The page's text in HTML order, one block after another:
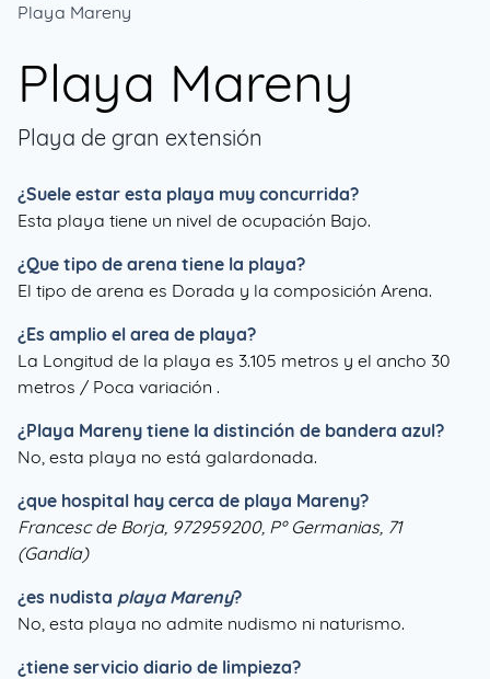
Playa Mareny
Playa Mareny
Playa de gran extensión
¿Suele estar esta playa muy concurrida?
Esta playa tiene un nivel de ocupación Bajo.
¿Que tipo de arena tiene la playa?
El tipo de arena es Dorada y la composición Arena.
¿Es amplio el area de playa?
La Longitud de la playa es 3.105 metros y el ancho 30
metros / Poca variación .
¿Playa Mareny tiene la distinción de bandera azul?
No, esta playa no está galardonada.
¿que hospital hay cerca de playa Mareny?
Francesc de Borja, 972959200, Pº Germanias, 71
(Gandía)
¿es nudista playa Mareny?
No, esta playa no admite nudismo ni naturismo.
¿tiene servicio diario de limpieza?